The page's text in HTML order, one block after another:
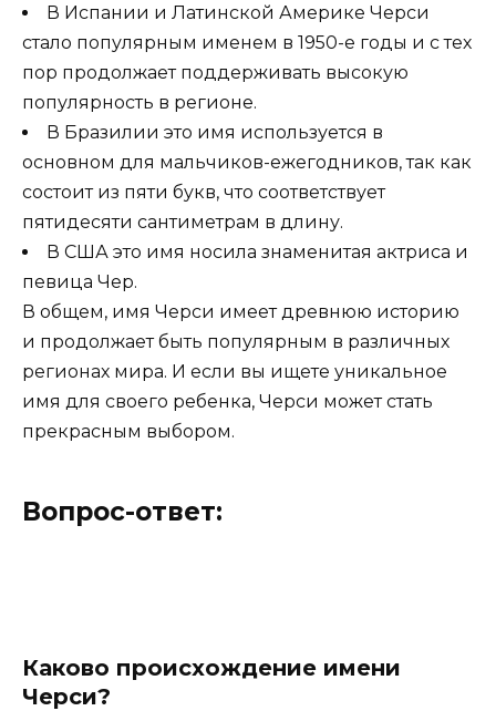
В Испании и Латинской Америке Черси
стало популярным именем в 1950-е годы и с тех
пор продолжает поддерживать высокую
популярность в регионе.
В Бразилии это имя используется в
основном для мальчиков-ежегодников, так как
состоит из пяти букв, что соответствует
пятидесяти сантиметрам в длину.
В США это имя носила знаменитая актриса и
певица Чер.
В общем, имя Черси имеет древнюю историю
и продолжает быть популярным в различных
регионах мира. И если вы ищете уникальное
имя для своего ребенка, Черси может стать
прекрасным выбором.
Вопрос-ответ:
Каково происхождение имени
Черси?